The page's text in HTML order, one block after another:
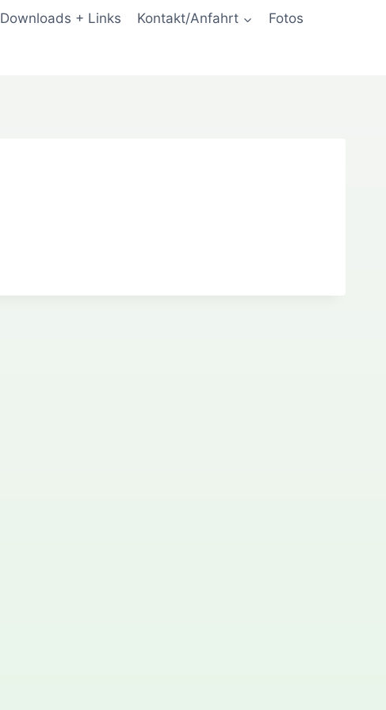
Downloads + Links Kontakt/Anfahrt Fotos